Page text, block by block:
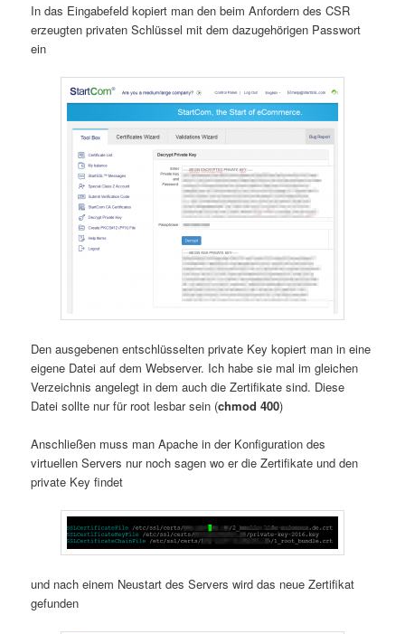
In das Eingabefeld kopiert man den beim Anfordern des CSR
erzeugten privaten Schlüssel mit dem dazugehörigen Passwort
ein
Den ausgebenen entschlüsselten private Key kopiert man in eine
eigene Datei auf dem Webserver. Ich habe sie mal im gleichen
Verzeichnis angelegt in dem auch die Zertifikate sind. Diese
Datei sollte nur für root lesbar sein (chmod 400)
Anschließen muss man Apache in der Konfiguration des
virtuellen Servers nur noch sagen wo er die Zertifikate und den
private Key findet
und nach einem Neustart des Servers wird das neue Zertifikat
gefunden